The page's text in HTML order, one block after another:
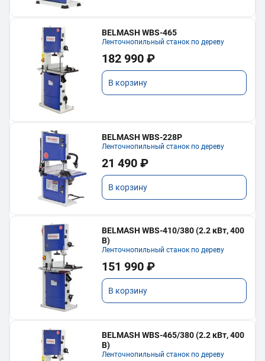
BELMASH WBS-465
Ленточнопильный станок по дереву
182 990 ₽
В корзину
BELMASH WBS-228P
Ленточнопильный станок по дереву
21 490 ₽
В корзину
BELMASH WBS-410/380 (2.2 кВт, 400
В)
Ленточнопильный станок по дереву
151 990 ₽
В корзину
BELMASH WBS-465/380 (2.2 кВт, 400
В)
Ленточнопильный станок по дереву